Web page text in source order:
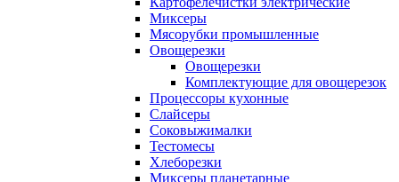
Миксеры
Мясорубки промышленные
Овощерезки
Овощерезки
Комплектующие для овощерезок
Процессоры кухонные
Слайсеры
Соковыжималки
Тестомесы
Хлеборезки
Миксеры планетарные